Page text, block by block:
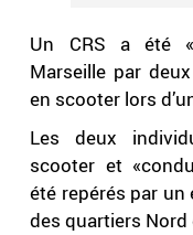
Un CRS a été
Marseille par
en scooter lors
Les deux
scooter et
été repérés par un
des quartiers Nord